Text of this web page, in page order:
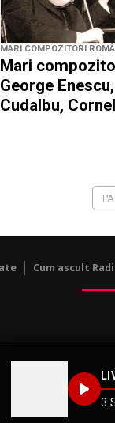
3
MARI COMPOZITORI
Mari
George
Cudalbu,
Cum ascult